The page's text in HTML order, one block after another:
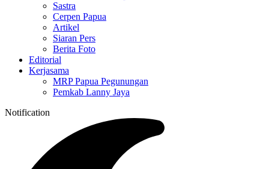
Sastra
Cerpen Papua
Artikel
Siaran Pers
Berita Foto
Editorial
Kerjasama
MRP Papua Pegunungan
Pemkab Lanny Jaya
Notification